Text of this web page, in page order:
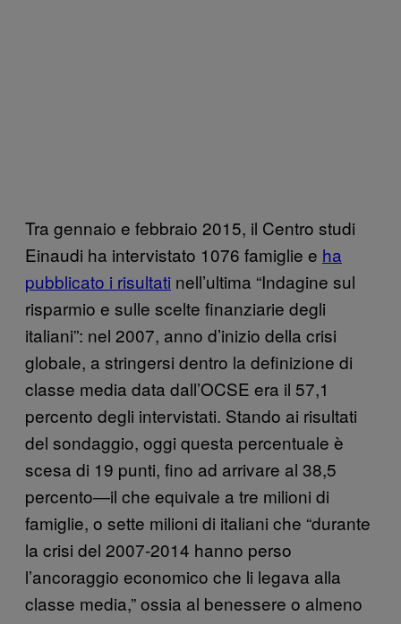
Tra gennaio e febbraio 2015, il Centro studi
Einaudi ha intervistato 1076 famiglie e ha
pubblicato i risultati nell’ultima “Indagine sul
risparmio e sulle scelte finanziarie degli
italiani”: nel 2007, anno d’inizio della crisi
globale, a stringersi dentro la definizione di
classe media data dall’OCSE era il 57,1
percento degli intervistati. Stando ai risultati
del sondaggio, oggi questa percentuale è
scesa di 19 punti, fino ad arrivare al 38,5
percento—il che equivale a tre milioni di
famiglie, o sette milioni di italiani che “durante
la crisi del 2007-2014 hanno perso
l’ancoraggio economico che li legava alla
classe media,” ossia al benessere o almeno